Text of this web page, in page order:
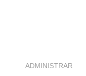
ADMINISTRAR